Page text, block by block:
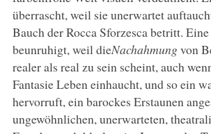
überrascht, weil sie unerwartet
Bauch der Rocca Sforzesca betritt.
beunruhigt, weil dieNachahmungvon
realer als real zu sein scheint, auch
Fantasie Leben einhaucht, und so ein
hervorruft, ein barockes Erstaunen
ungewöhnlichen, unerwarteten,